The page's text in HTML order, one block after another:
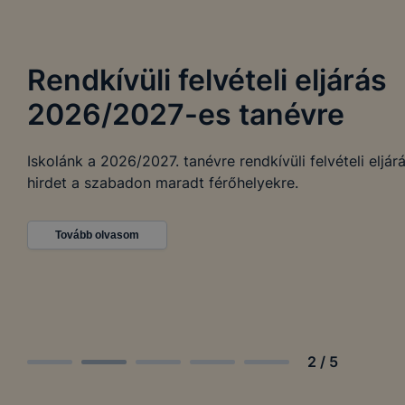
Rendkívüli felvételi eljárás
2026/2027-es tanévre
Iskolánk a 2026/2027. tanévre rendkívüli felvételi
hirdet a szabadon maradt férőhelyekre.
Tovább olvasom
2 / 5